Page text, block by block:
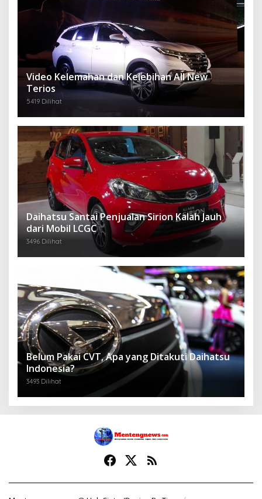
Video Kelemahan dan Kelebihan All New
Terios
5419 Dilihat
Daihatsu Santai Penjualan Sirion Kalah Jauh
dari Mobil LCGC
3496 Dilihat
Belum Pakai CVT, Apa yang Ditakuti Daihatsu
Indonesia?
3493 Dilihat